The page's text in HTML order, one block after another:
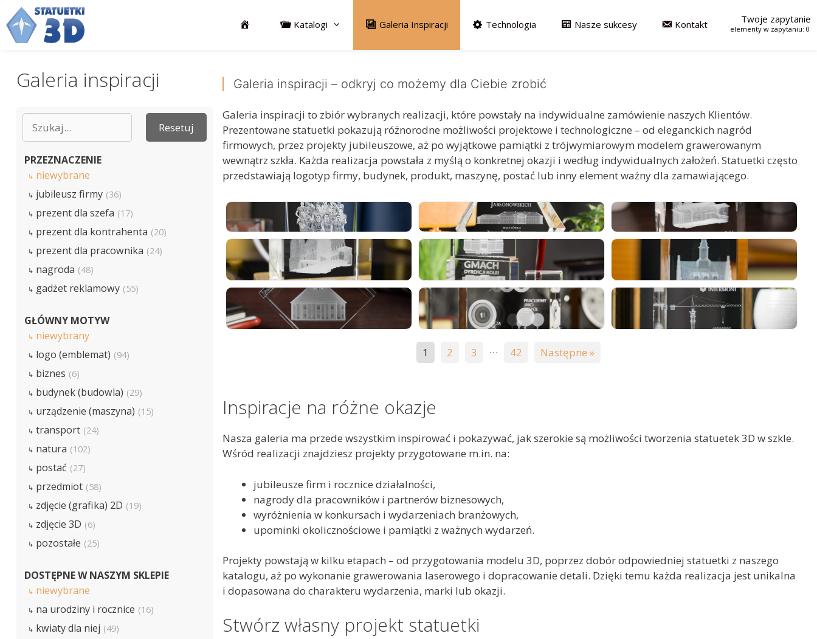
Przejdź
do
treści
Katalogi Galeria Inspiracji Technologia Nasze sukcesy Kontakt 0
Twoje zapytanie
Galeria inspiracji Galeria inspiracji – odkryj co możemy dla Ciebie zrobić
PRZEZNACZENIE
niewybrane
jubileusz firmy (36)
prezent dla szefa (17)
prezent dla kontrahenta (20)
prezent dla pracownika (24)
nagroda (48)
gadżet reklamowy (55)
GŁÓWNY MOTYW
niewybrany
logo (emblemat) (94)
biznes (6)
budynek (budowla) (29)
urządzenie (maszyna) (15)
transport (24)
natura (102)
postać (27)
przedmiot (58)
zdjęcie (grafika) 2D (19)
zdjęcie 3D (6)
pozostałe (25)
DOSTĘPNE W NASZYM SKLEPIE
niewybrane
na urodziny i rocznice (16)
kwiaty dla niej (49)
Galeria inspiracji to zbiór wybranych realizacji, które powstały na indywidualne zamówienie naszych Klientów.
Prezentowane statuetki pokazują różnorodne możliwości projektowe i technologiczne – od eleganckich nagród
firmowych, przez projekty jubileuszowe, aż po wyjątkowe pamiątki z trójwymiarowym modelem grawerowanym
wewnątrz szkła. Każda realizacja powstała z myślą o konkretnej okazji i według indywidualnych założeń. Statuetki często
przedstawiają logotyp firmy, budynek, produkt, maszynę, postać lub inny element ważny dla zamawiającego.
1 2 3 … 42 Następne »
Inspiracje na różne okazje
Nasza galeria ma przede wszystkim inspirować i pokazywać, jak szerokie są możliwości tworzenia statuetek 3D w szkle.
Wśród realizacji znajdziesz projekty przygotowane m.in. na:
jubileusze firm i rocznice działalności,
nagrody dla pracowników i partnerów biznesowych,
wyróżnienia w konkursach i wydarzeniach branżowych,
upominki okolicznościowe i pamiątki z ważnych wydarzeń.
Projekty powstają w kilku etapach – od przygotowania modelu 3D, poprzez dobór odpowiedniej statuetki z naszego
katalogu, aż po wykonanie grawerowania laserowego i dopracowanie detali. Dzięki temu każda realizacja jest unikalna
i dopasowana do charakteru wydarzenia, marki lub okazji.
Stwórz własny projekt statuetki